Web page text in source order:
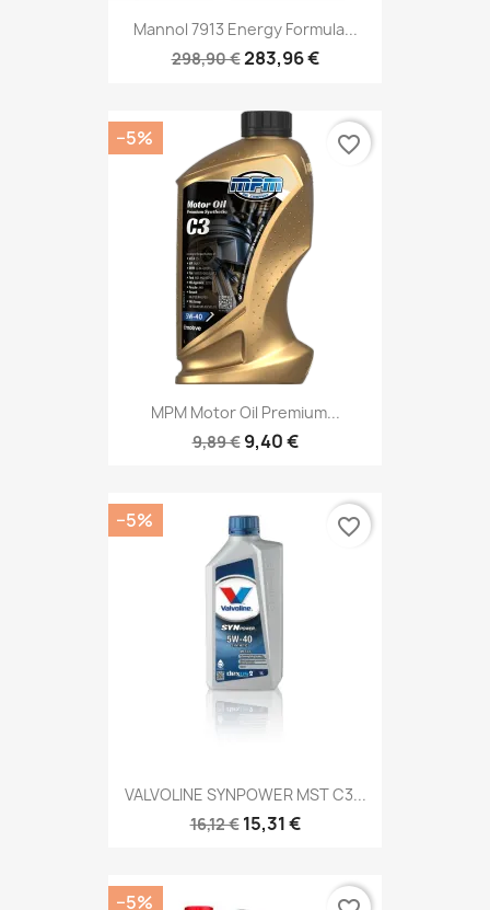
Mannol 7913 Energy Formula...
298,90 €283,96 €
MPM Motor Oil Premium...
9,89 € 9,40 €
−5% favorite_border
VALVOLINE SYNPOWER MST C3...
16,12 € 15,31 €
−5% favorite_border
−5%